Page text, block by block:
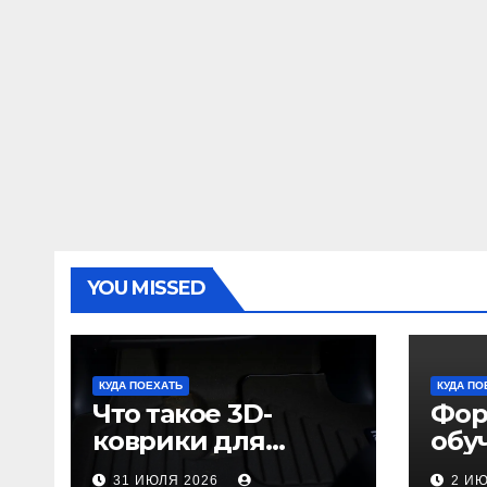
YOU MISSED
КУДА ПОЕХАТЬ
Что такое 3D-
коврики для
автомобиля и
31 ИЮЛЯ 2026
КУДА
2